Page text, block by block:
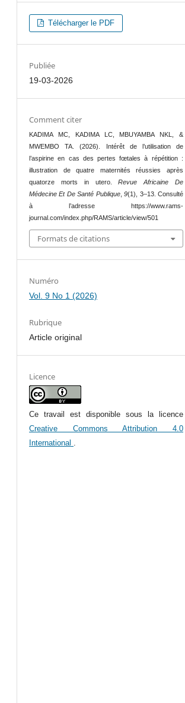
Télécharger le PDF
Publiée
19-03-2026
Comment citer
KADIMA MC, KADIMA LC, MBUYAMBA NKL, &
MWEMBO TA. (2026). Intérêt de l’utilisation de
l’aspirine en cas des pertes fœtales à répétition :
illustration de quatre maternités réussies après
quatorze morts in utero.Revue Africaine De
Médecine Et De Santé Publique,9(1), 3–13. Consulté
à l’adresse https://www.rams-
journal.com/index.php/RAMS/article/view/501
Formats de citations
Numéro
Vol. 9 No 1 (2026)
Rubrique
Article original
Licence
Ce travail est disponible sous la licence
Creative Commons Attribution 4.0
International .